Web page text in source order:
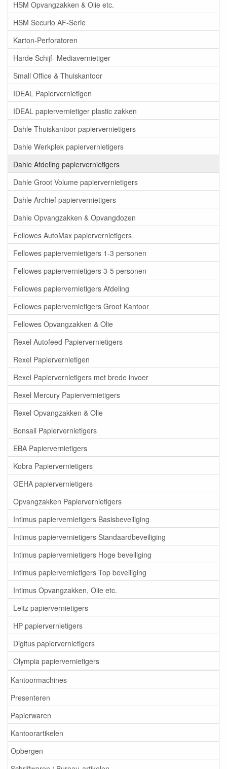
HSM Opvangzakken & Olie etc.
HSM Securio AF-Serie
Karton-Perforatoren
Harde Schijf- Mediavernietiger
Small Office & Thuiskantoor
IDEAL Papiervernietigen
IDEAL papiervernietiger plastic zakken
Dahle Thuiskantoor papiervernietigers
Dahle Werkplek papiervernietigers
Dahle Afdeling papiervernietigers
Dahle Groot Volume papiervernietigers
Dahle Archief papiervernietigers
Dahle Opvangzakken & Opvangdozen
Fellowes AutoMax papiervernietigers
Fellowes papiervernietigers 1-3 personen
Fellowes papiervernietigers 3-5 personen
Fellowes papiervernietigers Afdeling
Fellowes papiervernietigers Groot Kantoor
Fellowes Opvangzakken & Olie
Rexel Autofeed Papiervernietigers
Rexel Papiervernietigen
Rexel Papiervernietigers met brede invoer
Rexel Mercury Papiervernietigers
Rexel Opvangzakken & Olie
Bonsaii Papiervernietigers
EBA Papiervernietigers
Kobra Papiervernietigers
GEHA papiervernietigers
Opvangzakken Papiervernietigers
Intimus papiervernietigers Basisbeveiliging
Intimus papiervernietigers Standaardbeveiliging
Intimus papiervernietigers Hoge beveiliging
Intimus papiervernietigers Top beveiliging
Intimus Opvangzakken, Olie etc.
Leitz papiervernietigers
HP papiervernietigers
Digitus papiervernietigers
Olympia papiervernietigers
Kantoormachines
Presenteren
Papierwaren
Kantoorartikelen
Opbergen